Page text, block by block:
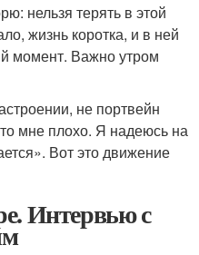
нельзя терять в этой
жизнь коротка, и в ней
момент. Важно утром
не портвейн
мне плохо. Я надеюсь на
Вот это движение
Интервью с